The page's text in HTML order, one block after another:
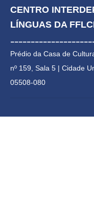
CENTRO
LÍNGUAS DA
Prédio da Casa de
nº 159, Sala 5 | Cidade
05508-080